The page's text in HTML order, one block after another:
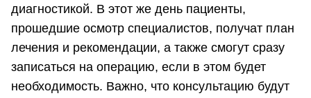
диагностикой. В этот же день пациенты,
прошедшие осмотр специалистов, получат план
лечения и рекомендации, а также смогут сразу
записаться на операцию, если в этом будет
необходимость. Важно, что консультацию будут